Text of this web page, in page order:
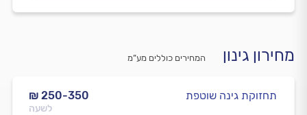
מחירון גינון המחירים כוללים מע”מ
₪ 250-350
לשעה
תחזוקת גינה שוטפת